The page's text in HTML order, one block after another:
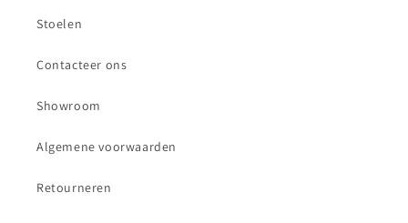
Stoelen
Contacteer ons
Showroom
Algemene voorwaarden
Retourneren